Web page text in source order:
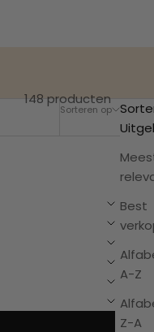
Filteren
Sorteren op
Best
A-Z
Z-A
148 producten